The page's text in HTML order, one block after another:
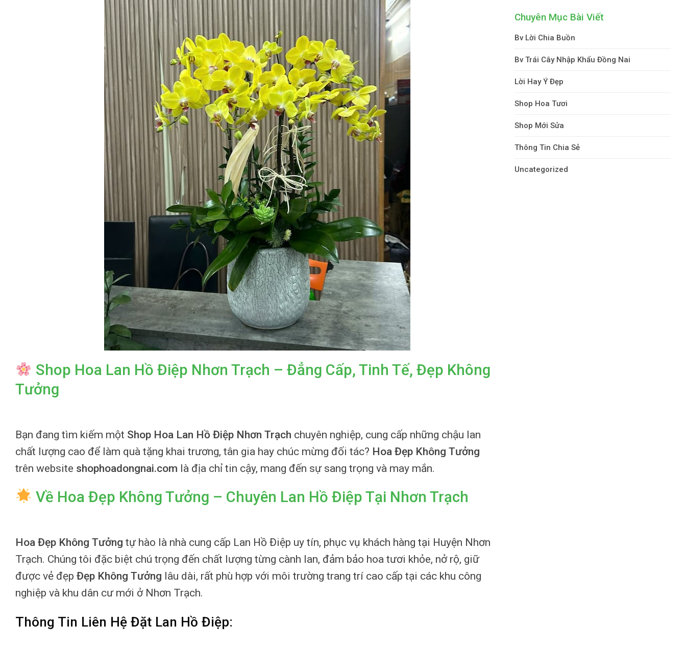
Shop Hoa Lan Hồ Điệp Nhơn Trạch – Đẳng Cấp, Tinh Tế, Đẹp Không
Tưởng
Bạn đang tìm kiếm một Shop Hoa Lan Hồ Điệp Nhơn Trạch chuyên nghiệp, cung cấp những chậu lan
chất lượng cao để làm quà tặng khai trương, tân gia hay chúc mừng đối tác? Hoa Đẹp Không Tưởng
trên website shophoadongnai.com là địa chỉ tin cậy, mang đến sự sang trọng và may mắn.
Về Hoa Đẹp Không Tưởng – Chuyên Lan Hồ Điệp Tại Nhơn Trạch
Hoa Đẹp Không Tưởng tự hào là nhà cung cấp Lan Hồ Điệp uy tín, phục vụ khách hàng tại Huyện Nhơn
Trạch. Chúng tôi đặc biệt chú trọng đến chất lượng từng cành lan, đảm bảo hoa tươi khỏe, nở rộ, giữ
được vẻ đẹp Đẹp Không Tưởng lâu dài, rất phù hợp với môi trường trang trí cao cấp tại các khu công
nghiệp và khu dân cư mới ở Nhơn Trạch.
Thông Tin Liên Hệ Đặt Lan Hồ Điệp:
Chuyên Mục Bài Viết
Bv Lời Chia Buồn
Bv Trái Cây Nhập Khẩu Đồng Nai
Lời Hay Ý Đẹp
Shop Hoa Tươi
Shop Mới Sửa
Thông Tin Chia Sẻ
Uncategorized